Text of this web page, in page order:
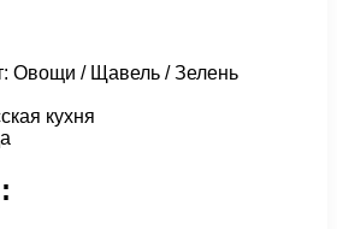
Овощи / Щавель / Зелень
кухня